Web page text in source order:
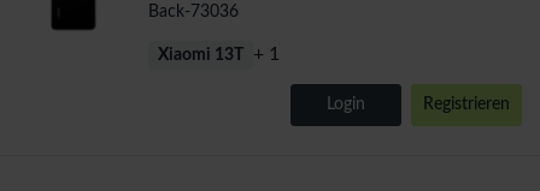
Back-73036
Xiaomi 13T + 1
Login Registrieren